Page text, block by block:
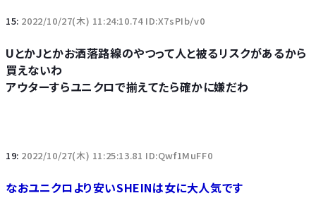
15: 2022/10/27(木) 11:24:10.74 ID:X7sPIb/v0
UとかJとかお洒落路線のやつって人と被るリスクがあるから
買えないわ
アウターすらユニクロで揃えてたら確かに嫌だわ
19: 2022/10/27(木) 11:25:13.81 ID:Qwf1MuFF0
なおユニクロより安いSHEINは女に大人気です